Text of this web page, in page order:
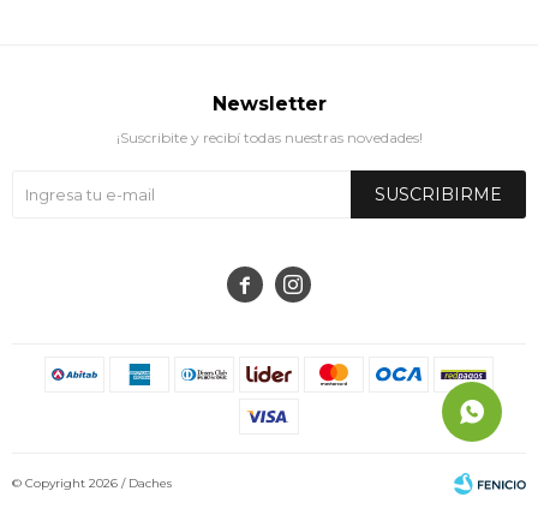
 
Newsletter
¡Suscribite y recibí todas nuestras novedades!
SUSCRIBIRME
© Copyright 2026 / Daches